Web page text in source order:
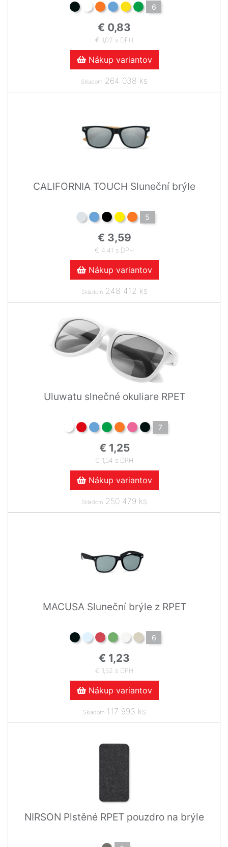
6
€ 0,83
€ 1,02 s DPH
Nákup variantov
Skladom 264 038 ks
CALIFORNIA TOUCH Sluneční brýle
5
€ 3,59
€ 4,41 s DPH
Nákup variantov
Skladom248 412 ks
Uluwatu slnečné okuliare RPET
7
€ 1,25
€ 1,54 s DPH
Nákup variantov
Skladom 250 479 ks
MACUSA Sluneční brýle z RPET
6
€ 1,23
€ 1,52 s DPH
Nákup variantov
Skladom117 993 ks
NIRSON Plstěné RPET pouzdro na brýle